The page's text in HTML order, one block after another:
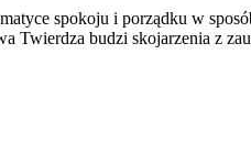
spokoju i porządku w
Twierdza budzi skojarzenia z